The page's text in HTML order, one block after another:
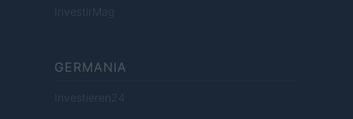
InvestirMag
GERMANIA
Investieren24